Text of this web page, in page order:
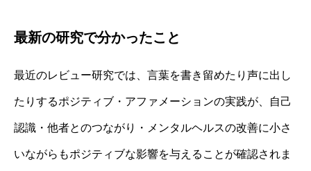
最新の研究で分かったこと
最近のレビュー研究では、言葉を書き留めたり声に出し
たりするポジティブ・アファメーションの実践が、自己
認識・他者とのつながり・メンタルヘルスの改善に小さ
いながらもポジティブな影響を与えることが確認されま